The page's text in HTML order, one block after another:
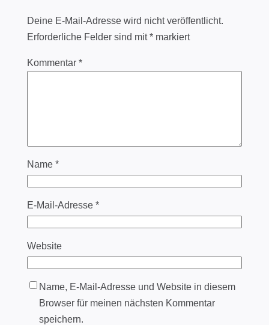
Deine E-Mail-Adresse wird nicht veröffentlicht.
Erforderliche Felder sind mit*markiert
Kommentar *
Name *
E-Mail-Adresse *
Website
Name, E-Mail-Adresse und Website in diesem
Browser für meinen nächsten Kommentar
speichern.